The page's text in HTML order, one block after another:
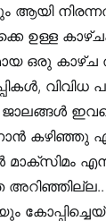
ആയി
ഉള്ള
ഒരു
വിവിധ
കഴിഞ്ഞു